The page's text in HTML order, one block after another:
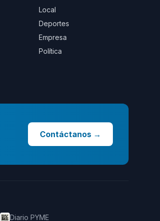
Local
Deportes
Empresa
Política
Contáctanos →
Diario PYME